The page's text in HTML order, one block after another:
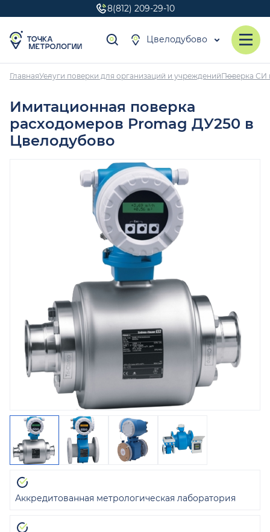
8(812) 209-29-10
Цвелодубово
ГлавнаяУслуги поверки для организаций и учрежденийПоверка СИ
Имитационная поверка
расходомеров Promag ДУ250 в
Цвелодубово
Аккредитованная метрологическая лаборатория